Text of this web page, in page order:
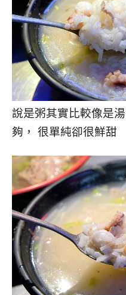
說是粥其實比較像是
夠， 很單純卻很鮮甜